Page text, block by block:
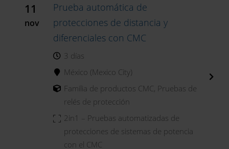
11
nov
Prueba automática de
protecciones de distancia y
diferenciales con CMC
3 días
México (Mexico City)
Familia de productos CMC, Pruebas de
relés de protección
2in1 – Pruebas automatizadas de
protecciones de sistemas de potencia
con el CMC